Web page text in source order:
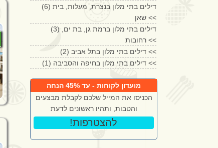
(6) דילים בתי מלון בנצרת, מעלות, בית
שאן <<
(3) דילים בתי מלון ברמת גן, בת ים,
רחובות <<
(2) דילים בתי מלון בתל אביב <<
(1) דילים בתי מלון בחיפה והסביבה <<
מועדון לקוחות - עד 45% הנחה
הכניסו את המייל שלכם לקבלת מבצעים
והטבות, ותהיו ראשונים לדעת
!להצטרפות